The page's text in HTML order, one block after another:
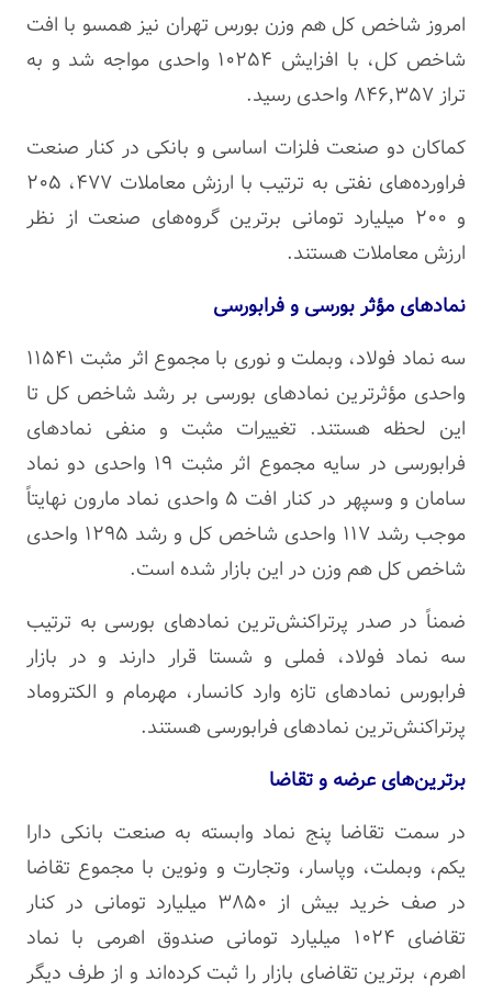
امروز شاخص کل هم وزن بورس تهران نیز همسو با افت
شاخص کل، با افزایش ۱۰۲۵۴ واحدی مواجه شد و به
تراز ۸۴۶,۳۵۷ واحدی رسید.
کماکان دو صنعت فلزات اساسی و بانکی در کنار صنعت
فراورده‌های نفتی به ترتیب با ارزش معاملات ۴۷۷، ۲۰۵
و ۲۰۰ میلیارد تومانی برترین گروه‌های صنعت از نظر
ارزش معاملات هستند.
نمادهای مؤثر بورسی وفرابورسی
سه نماد فولاد، وبملت
و نوری با مجموع اثر مثبت ۱۱۵۴۱
واحدی مؤثرترین نمادهای بورسی بر رشد شاخص کل تا
این لحظه هستند. تغییرات مثبت و منفی نمادهای
فرابورسی
در سایه مجموع اثر مثبت ۱۹ واحدی دو نماد
سامان و وسپهر در کنار افت ۵ واحدی نماد مارون نهایتاً
موجب رشد ۱۱۷ واحدی شاخص کل و رشد ۱۲۹۵ واحدی
شاخص کل هم وزن در این بازار شده است.
ضمناً در صدر پرتراکنش‌ترین نمادهای بورسی به ترتیب
سه نماد فولاد، فملی و شستا قرار دارند و در بازار
فرابورس نمادهای تازه وارد کانسار، مهرمام و الکتروماد
پرتراکنش‌ترین نمادهای فرابورسی هستند.
برترین‌های عرضه و تقاضا
در سمت تقاضا پنج نماد وابسته به صنعت بانکی دارا
یکم، وبملت، وپاسار، وتجارت و ونوین با مجموع تقاضا
در صف خرید بیش از ۳۸۵۰ میلیارد تومانی در کنار
تقاضای ۱۰۲۴ میلیارد تومانی صندوق اهرمی با نماد
اهرم، برترین تقاضای بازار را ثبت کرده‌اند و از طرف دیگر